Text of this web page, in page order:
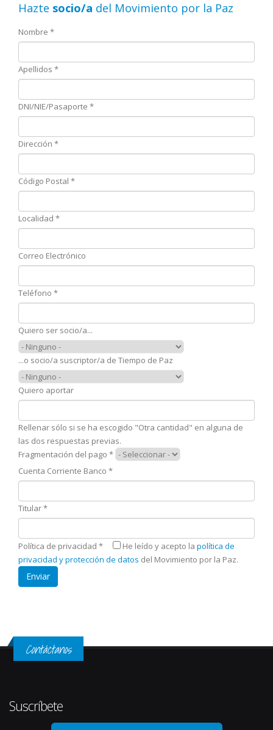
Hazte socio/a del Movimiento por la Paz
Nombre *
Apellidos *
DNI/NIE/Pasaporte *
Dirección *
Código Postal *
Localidad *
Correo Electrónico
Teléfono *
Quiero ser socio/a...
...o socio/a suscriptor/a de Tiempo de Paz
Quiero aportar
Rellenar sólo si se ha escogido "Otra cantidad" en alguna de
las dos respuestas previas.
Fragmentación del pago *
Cuenta Corriente Banco *
Titular*
Política de privacidad * He leído y acepto la política de
privacidad y protección de datos del Movimiento por la Paz.
Contáctanos
Suscríbete